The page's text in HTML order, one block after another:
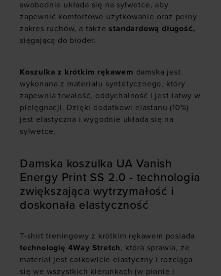
swobodnie układa się na sylwetce, aby
zapewnić komfortowe użytkowanie oraz pełny
zakres ruchów, a także standardową długość,
sięgającą do bioder.
Koszulka z krótkim rękawem damska jest
wykonana z materiału syntetycznego, który
zapewnia trwałość, oddychalność i jest łatwy w
pielęgnacji. Dzięki dodatkowi elastanu (10%)
jest elastyczna i wygodnie układa się na
sylwetce.
Damska koszulka UA Vanish
Energy Print SS 2.0 - technologia
zwiększająca wytrzymałość i
doskonała elastyczność
T-shirt treningowy z krótkim rękawem posiada
technologię 4Way Stretch, która sprawia, że
materiał jest całkowicie elastyczny i rozciąga
się we wszystkich kierunkach (w pionie i